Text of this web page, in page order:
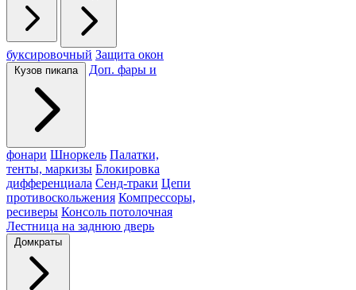
буксировочный Защита окон
Кузов пикапа Доп. фары и
фонари Шноркель Палатки,
тенты, маркизы Блокировка
дифференциала Сенд-траки Цепи
противоскольжения Компрессоры,
ресиверы Консоль потолочная
Лестница на заднюю дверь
Домкраты